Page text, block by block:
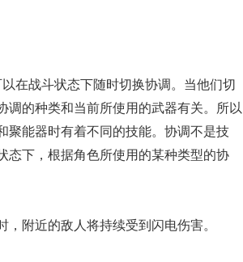
战斗状态下随时切换协调。当他们切
调的种类和当前所使用的武器有关。所以
聚能器时有着不同的技能。协调不是技
态下，根据角色所使用的某种类型的协
附近的敌人将持续受到闪电伤害。